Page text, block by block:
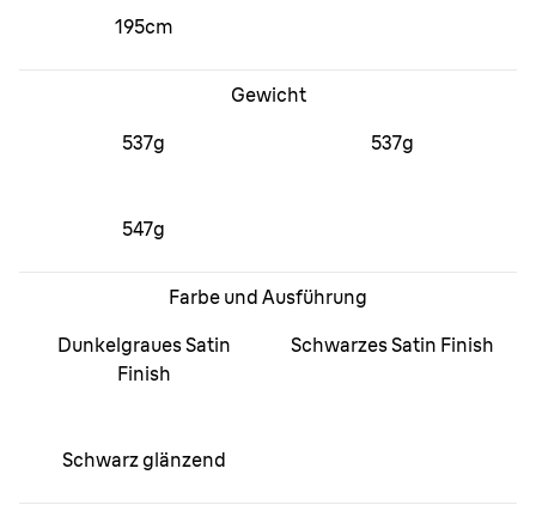
195cm
Gewicht
537g
537g
547g
Farbe und Ausführung
Dunkelgraues Satin
Finish
Schwarzes Satin Finish
Schwarz glänzend